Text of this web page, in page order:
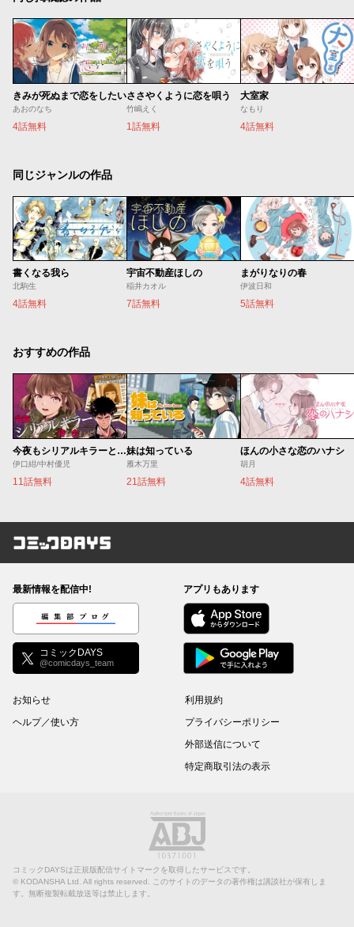
きみが死ぬまで恋をしたい
あおのなち
4話無料
ささやくように恋を唄う
竹嶋えく
1話無料
大室家
なもり
4話無料
同じジャンルの作品
書くなる我ら
北駒生
4話無料
宇宙不動産ほしの
稲井カオル
7話無料
まがりなりの春
伊波日和
5話無料
おすすめの作品
今夜もシリアルキラーと待ち合わせ
伊口紺/中村優児
11話無料
妹は知っている
雁木万里
21話無料
ほんの小さな恋のハナシ
胡月
4話無料
コミックDAYS
最新情報を配信中!
編集部ブログ
コミックDAYS
@comicdays_team
アプリもあります
お知らせ
ヘルプ／使い方
利用規約
プライバシーポリシー
外部送信について
特定商取引法の表示
コミックDAYSは正規版配信サイトマークを取得したサービスです。
© KODANSHA Ltd. All rights reserved. このサイトのデータの著作権は講談社が保有しま
す。無断複製転載放送等は禁止します。